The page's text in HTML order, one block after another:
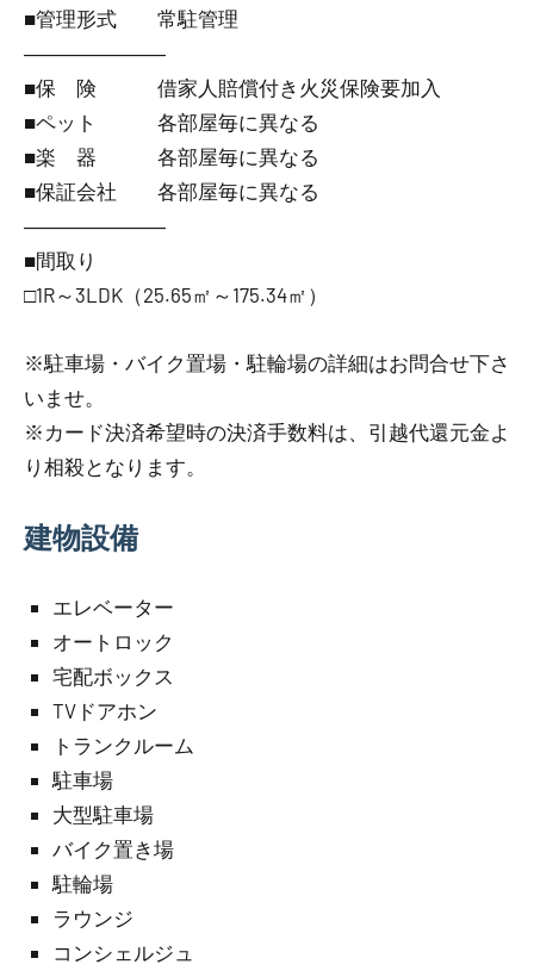
■管理形式 常駐管理
―――――――
■保 険 借家人賠償付き火災保険要加入
■ペット 各部屋毎に異なる
■楽 器 各部屋毎に異なる
■保証会社 各部屋毎に異なる
―――――――
■間取り
□1R～3LDK（25.65㎡～175.34㎡）
※駐車場・バイク置場・駐輪場の詳細はお問合せ下さ
いませ。
※カード決済希望時の決済手数料は、引越代還元金よ
り相殺となります。
建物設備
エレベーター
オートロック
宅配ボックス
TVドアホン
トランクルーム
駐車場
大型駐車場
バイク置き場
駐輪場
ラウンジ
コンシェルジュ